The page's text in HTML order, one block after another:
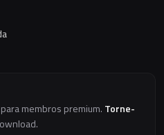
membros premium. Torne-